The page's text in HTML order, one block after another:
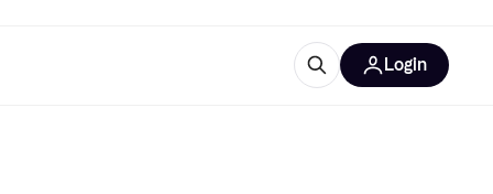
Login